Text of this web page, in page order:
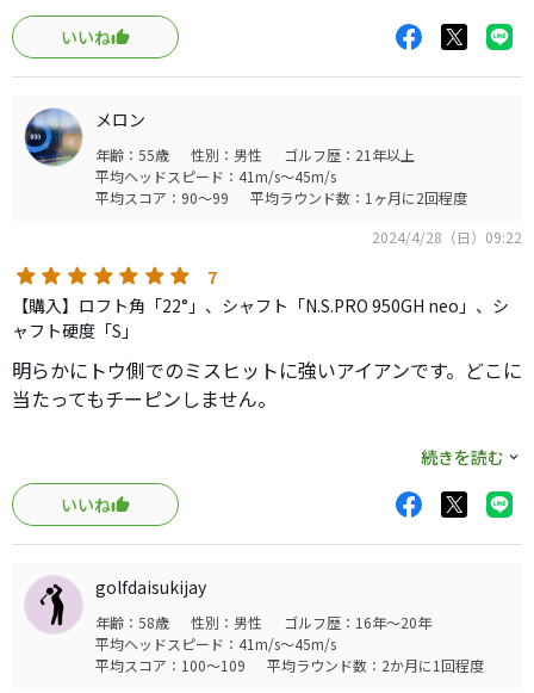
思ってたより狙った方向に飛んでいきました。
ダフったりは全然せず、しっかり当たった感触があって良
かったと思います。
いいね
メロン
年齢：55歳 性別：男性
ゴルフ歴：21年以上
平均ヘッドスピード：41m/s～45m/s
平均スコア：90～99
平均ラウンド数：1ヶ月に2回程度
2024/4/28（日）09:22
7
【購入】ロフト角「22°」、シャフト「N.S.PRO 950GH neo」、シ
ャフト硬度「S」
明らかにトウ側でのミスヒットに強いアイアンです。どこに
当たってもチーピンしません。
おそらくトウ側でしか打てなくなっている90代アマチュア
向けの救世主。アベレージシニアゴルファーの手首の角度
が解けてしまうことを想定して機能に織り込んでいる気が
します。また感覚的に意外とヘッドが大きく感じない振り
やすい飛び系アイアンです。ユーティリティが振れない私個
人的にはこの5I〜9Iが使いやすいです。ウェッジは自分の好
みの違うものを組み合わせてもいいかもしれません。
続きを読む
いいね
golfdaisukijay
年齢：58歳 性別：男性
ゴルフ歴：16年～20年
平均ヘッドスピード：41m/s～45m/s
平均スコア：100～109
平均ラウンド数：2か月に1回程度